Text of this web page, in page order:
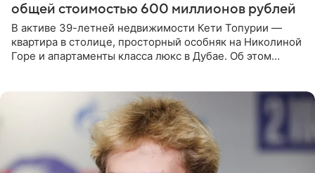
общей стоимостью 600 миллионов рублей
В активе 39-летней недвижимости Кети Топурии —
квартира в столице, просторный особняк на Николиной
Горе и апартаменты класса люкс в Дубае. Об этом